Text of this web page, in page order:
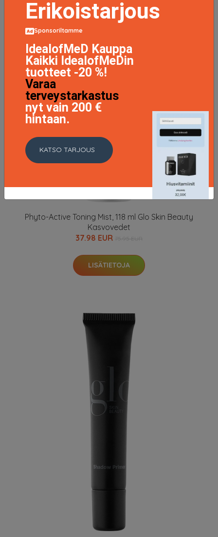
Phyto-Active Toning Mist, 118 ml Glo Skin Beauty
Kasvovedet
37.98 EUR
LISÄTIETOJA
Erikoistarjous
Sponsoriltamme
IdealofMeD Kauppa
Kaikki IdealofMeDin
tuotteet -20 %!
Varaa
terveystarkastus
nyt vain 200 €
hintaan.
KATSO TARJOUS